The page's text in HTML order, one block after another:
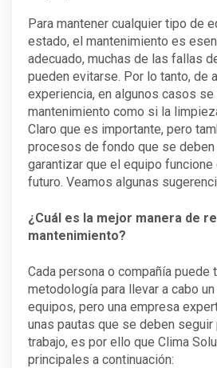
Para mantener cualquier tipo de
estado, el mantenimiento es
adecuado, muchas de las fallas
pueden evitarse. Por lo tanto, de
experiencia, en algunos casos
mantenimiento como si la
Claro que es importante, pero
procesos de fondo que se
garantizar que el equipo
futuro. Veamos algunas
¿Cuál es la mejor manera de
mantenimiento?
Cada persona o compañía puede
metodología para llevar a cabo
equipos, pero una empresa
unas pautas que se deben seguir
trabajo, es por ello que Clima
principales a continuación: